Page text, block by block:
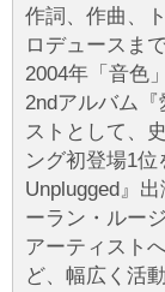
作詞、作曲、
ロデュースま
2004年「音色
2ndアルバム
ストとして、
ング初登場1
Unplugged』
ーラン・ルー
アーティスト
ど、幅広く活